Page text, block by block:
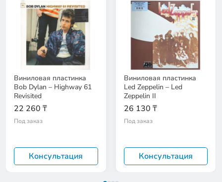
Виниловая пластинка
Bob Dylan – Highway 61
Revisited
22 260 ₸
Под заказ
Консультация
Виниловая пластинка
Led Zeppelin – Led
Zeppelin II
26 130 ₸
Под заказ
Консультация